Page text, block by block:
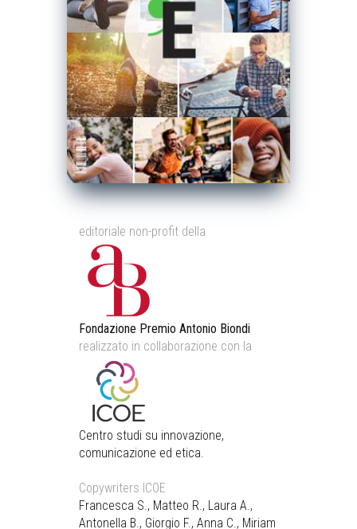
editoriale non-profit della
Fondazione Premio Antonio Biondi
realizzato in collaborazione con la
Centro studi su innovazione,
comunicazione ed etica.
Copywriters ICOE
Francesca S., Matteo R., Laura A.,
Antonella B., Giorgio F., Anna C., Miriam